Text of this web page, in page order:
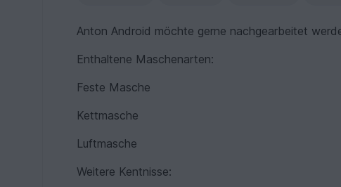
Anton Android möchte gerne nachgearbeitet
Enthaltene Maschenarten:
Feste Masche
Kettmasche
Luftmasche
Weitere Kentnisse: